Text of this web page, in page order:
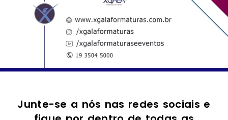
Junte-se a nós nas redes sociais e